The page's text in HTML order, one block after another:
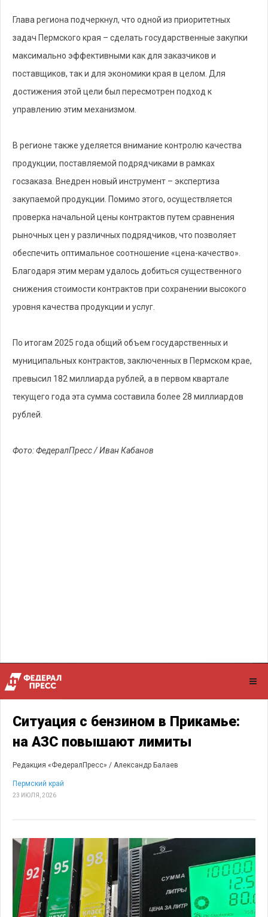
Глава региона подчеркнул, что одной из приоритетных
задач Пермского края – сделать государственные закупки
максимально эффективными как для заказчиков и
поставщиков, так и для экономики края в целом. Для
достижения этой цели был пересмотрен подход к
управлению этим механизмом.
В регионе также уделяется внимание контролю качества
продукции, поставляемой подрядчиками в рамках
госзаказа. Внедрен новый инструмент – экспертиза
закупаемой продукции. Помимо этого, осуществляется
проверка начальной цены контрактов путем сравнения
рыночных цен у различных подрядчиков, что позволяет
обеспечить оптимальное соотношение «цена-качество».
Благодаря этим мерам удалось добиться существенного
снижения стоимости контрактов при сохранении высокого
уровня качества продукции и услуг.
По итогам 2025 года общий объем государственных и
муниципальных контрактов, заключенных в Пермском крае,
превысил 182 миллиарда рублей, а в первом квартале
текущего года эта сумма составила более 28 миллиардов
рублей.
Фото: ФедералПресс / Иван Кабанов